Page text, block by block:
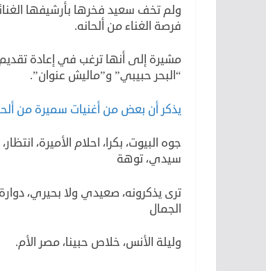
ولم تخف سعيد فخرها بأرشيفها
فرصة الغناء من ألحانه.
مشيرة إلى أنها ترغب في إعادة
“البحر حبيبي” و”ماليش عنوان”.
يذكر أن بعض من أغنيات سميرة من
جوه البيوت، بكرا، احلام الأميرة،
سيدي، توهة
ترى يذكرونه، صعيدي ولا بحيري،
الجمال
وليلة الأنس، خلاص حبينا، مصر الأم.